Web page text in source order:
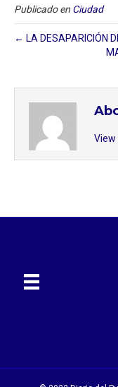
Publicado en Ciudad
← LA DESAPARICIÓN
View